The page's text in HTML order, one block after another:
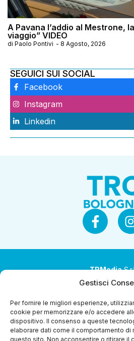
Gestisci
Per fornire le migliori esperienze,
cookie per memorizzare e/o accedere
dispositivo. Il consenso a queste
elaborare dati come il comportamento di
questo sito. Non acconsentire o ritirare il
A Pavana l’addio al Mestrone,
viaggio” VIDEO
di Paolo Pontivi - 8 Agosto, 2026
SEGUICI SUI SOCIAL
Facebook
Instagram
Linkedin
TRMedia
Società a socio
Società sottoposta ad
coordinamento da parte di Coop
Sede legale: via Ragazzi del ’99 nr.